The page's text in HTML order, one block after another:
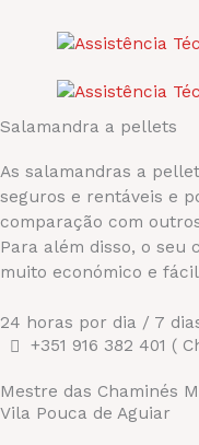
Salamandra a pellets
As salamandras a
seguros e rentáveis e
comparação com
Para além disso, o seu
muito económico e
24 horas por dia / 7
+351 916 382 401 (
Mestre das Chaminés
Vila Pouca de Aguiar